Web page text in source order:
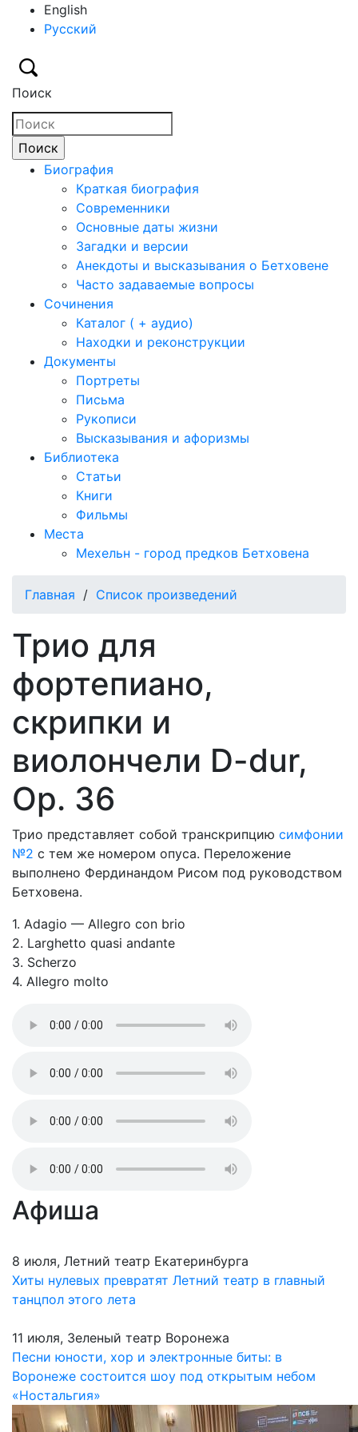
English
Русский
Поиск
Биография
Краткая биография
Современники
Основные даты жизни
Загадки и версии
Анекдоты и высказывания о Бетховене
Часто задаваемые вопросы
Сочинения
Каталог ( + аудио)
Находки и реконструкции
Документы
Портреты
Письма
Рукописи
Высказывания и афоризмы
Библиотека
Статьи
Книги
Фильмы
Места
Мехельн - город предков Бетховена
Главная / Список произведений
Трио для
фортепиано,
скрипки и
виолончели D-dur,
Op. 36
Трио представляет собой транскрипцию симфонии
№2 с тем же номером опуса. Переложение
выполнено Фердинандом Рисом под руководством
Бетховена.
1. Adagio — Allegro con brio
2. Larghetto quasi andante
3. Scherzo
4. Allegro molto
Афиша
8 июля, Летний театр Екатеринбурга
Хиты нулевых превратят Летний театр в главный
танцпол этого лета
11 июля, Зеленый театр Воронежа
Песни юности, хор и электронные биты: в
Воронеже состоится шоу под открытым небом
«Ностальгия»